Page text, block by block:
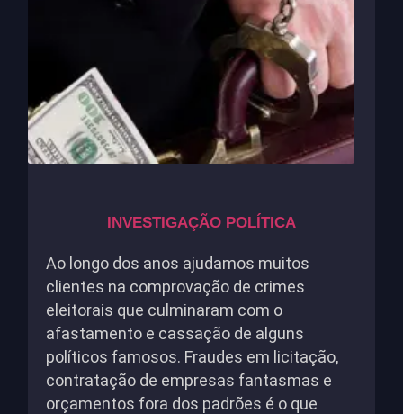
INVESTIGAÇÃO POLÍTICA
Ao longo dos anos ajudamos muitos
clientes na comprovação de crimes
eleitorais que culminaram com o
afastamento e cassação de alguns
políticos famosos. Fraudes em licitação,
contratação de empresas fantasmas e
orçamentos fora dos padrões é o que